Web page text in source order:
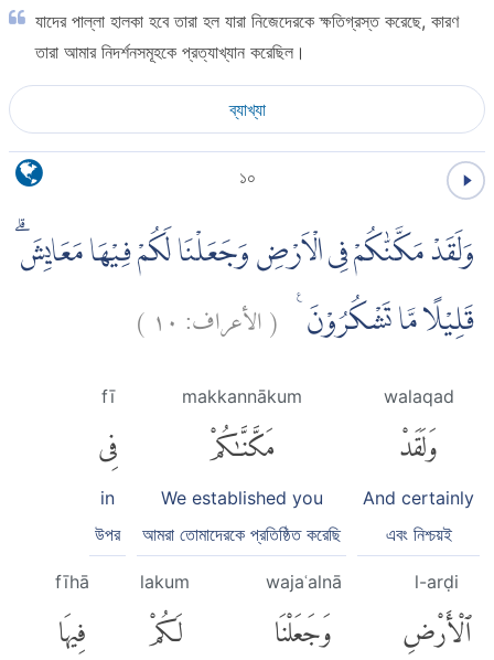
যাদের পাল্লা হালকা হবে তারা হল যারা নিজেদেরকে ক্ষতিগ্রস্ত করেছে, কারণ
তারা আমার নিদর্শনসমূহকে প্রত্যাখ্যান করেছিল।
ব্যাখ্যা
১০
وَلَقَدْ مَكَّنّٰكُمْ فِى الْاَرْضِ وَجَعَلْنَا لَكُمْ فِيْهَا مَعَايِشَۗ
قَلِيْلًا مَّا تَشْكُرُوْنَ ࣖ (الأعراف: ١٠ )
walaqad
وَلَقَدْ
And certainly
এবং নিশ্চয়ই
makkannākum
مَكَّنَّٰكُمْ
We established you
আমরা তোমাদেরকে প্রতিষ্ঠিত করেছি
fī
فِى
in
উপর
l-arḍi
ٱلْأَرْضِ
wajaʿalnā
وَجَعَلْنَا
lakum
لَكُمْ
fīhā
فِيهَا